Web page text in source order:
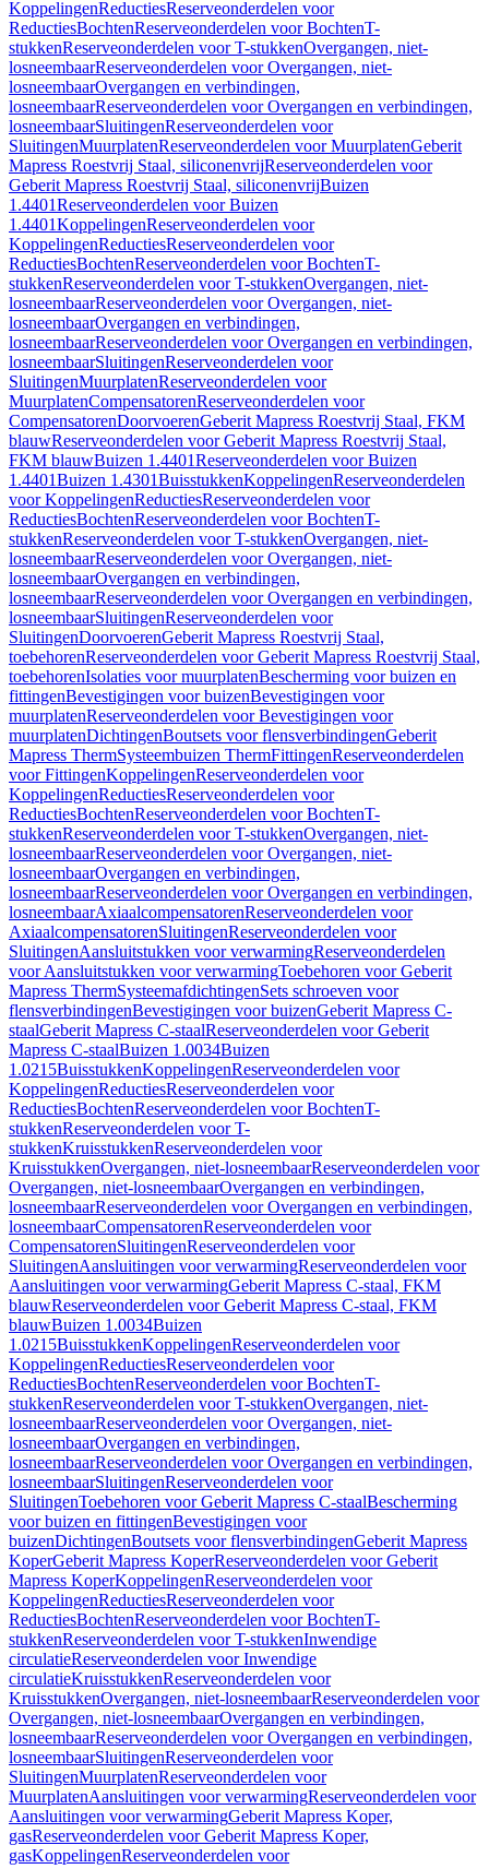
KoppelingenReductiesReserveonderdelen voor
ReductiesBochtenReserveonderdelen voor BochtenT-
stukkenReserveonderdelen voor T-stukkenOvergangen, niet-
losneembaarReserveonderdelen voor Overgangen, niet-
losneembaarOvergangen en verbindingen,
losneembaarReserveonderdelen voor Overgangen en verbindingen,
losneembaarSluitingenReserveonderdelen voor
SluitingenMuurplatenReserveonderdelen voor MuurplatenGeberit
Mapress Roestvrij Staal, siliconenvrijReserveonderdelen voor
Geberit Mapress Roestvrij Staal, siliconenvrijBuizen
1.4401Reserveonderdelen voor Buizen
1.4401KoppelingenReserveonderdelen voor
KoppelingenReductiesReserveonderdelen voor
ReductiesBochtenReserveonderdelen voor BochtenT-
stukkenReserveonderdelen voor T-stukkenOvergangen, niet-
losneembaarReserveonderdelen voor Overgangen, niet-
losneembaarOvergangen en verbindingen,
losneembaarReserveonderdelen voor Overgangen en verbindingen,
losneembaarSluitingenReserveonderdelen voor
SluitingenMuurplatenReserveonderdelen voor
MuurplatenCompensatorenReserveonderdelen voor
CompensatorenDoorvoerenGeberit Mapress Roestvrij Staal, FKM
blauwReserveonderdelen voor Geberit Mapress Roestvrij Staal,
FKM blauwBuizen 1.4401Reserveonderdelen voor Buizen
1.4401Buizen 1.4301BuisstukkenKoppelingenReserveonderdelen
voor KoppelingenReductiesReserveonderdelen voor
ReductiesBochtenReserveonderdelen voor BochtenT-
stukkenReserveonderdelen voor T-stukkenOvergangen, niet-
losneembaarReserveonderdelen voor Overgangen, niet-
losneembaarOvergangen en verbindingen,
losneembaarReserveonderdelen voor Overgangen en verbindingen,
losneembaarSluitingenReserveonderdelen voor
SluitingenDoorvoerenGeberit Mapress Roestvrij Staal,
toebehorenReserveonderdelen voor Geberit Mapress Roestvrij Staal,
toebehorenIsolaties voor muurplatenBescherming voor buizen en
fittingenBevestigingen voor buizenBevestigingen voor
muurplatenReserveonderdelen voor Bevestigingen voor
muurplatenDichtingenBoutsets voor flensverbindingenGeberit
Mapress ThermSysteembuizen ThermFittingenReserveonderdelen
voor FittingenKoppelingenReserveonderdelen voor
KoppelingenReductiesReserveonderdelen voor
ReductiesBochtenReserveonderdelen voor BochtenT-
stukkenReserveonderdelen voor T-stukkenOvergangen, niet-
losneembaarReserveonderdelen voor Overgangen, niet-
losneembaarOvergangen en verbindingen,
losneembaarReserveonderdelen voor Overgangen en verbindingen,
losneembaarAxiaalcompensatorenReserveonderdelen voor
AxiaalcompensatorenSluitingenReserveonderdelen voor
SluitingenAansluitstukken voor verwarmingReserveonderdelen
voor Aansluitstukken voor verwarmingToebehoren voor Geberit
Mapress ThermSysteemafdichtingenSets schroeven voor
flensverbindingenBevestigingen voor buizenGeberit Mapress C-
staalGeberit Mapress C-staalReserveonderdelen voor Geberit
Mapress C-staalBuizen 1.0034Buizen
1.0215BuisstukkenKoppelingenReserveonderdelen voor
KoppelingenReductiesReserveonderdelen voor
ReductiesBochtenReserveonderdelen voor BochtenT-
stukkenReserveonderdelen voor T-
stukkenKruisstukkenReserveonderdelen voor
KruisstukkenOvergangen, niet-losneembaarReserveonderdelen voor
Overgangen, niet-losneembaarOvergangen en verbindingen,
losneembaarReserveonderdelen voor Overgangen en verbindingen,
losneembaarCompensatorenReserveonderdelen voor
CompensatorenSluitingenReserveonderdelen voor
SluitingenAansluitingen voor verwarmingReserveonderdelen voor
Aansluitingen voor verwarmingGeberit Mapress C-staal, FKM
blauwReserveonderdelen voor Geberit Mapress C-staal, FKM
blauwBuizen 1.0034Buizen
1.0215BuisstukkenKoppelingenReserveonderdelen voor
KoppelingenReductiesReserveonderdelen voor
ReductiesBochtenReserveonderdelen voor BochtenT-
stukkenReserveonderdelen voor T-stukkenOvergangen, niet-
losneembaarReserveonderdelen voor Overgangen, niet-
losneembaarOvergangen en verbindingen,
losneembaarReserveonderdelen voor Overgangen en verbindingen,
losneembaarSluitingenReserveonderdelen voor
SluitingenToebehoren voor Geberit Mapress C-staalBescherming
voor buizen en fittingenBevestigingen voor
buizenDichtingenBoutsets voor flensverbindingenGeberit Mapress
KoperGeberit Mapress KoperReserveonderdelen voor Geberit
Mapress KoperKoppelingenReserveonderdelen voor
KoppelingenReductiesReserveonderdelen voor
ReductiesBochtenReserveonderdelen voor BochtenT-
stukkenReserveonderdelen voor T-stukkenInwendige
circulatieReserveonderdelen voor Inwendige
circulatieKruisstukkenReserveonderdelen voor
KruisstukkenOvergangen, niet-losneembaarReserveonderdelen voor
Overgangen, niet-losneembaarOvergangen en verbindingen,
losneembaarReserveonderdelen voor Overgangen en verbindingen,
losneembaarSluitingenReserveonderdelen voor
SluitingenMuurplatenReserveonderdelen voor
MuurplatenAansluitingen voor verwarmingReserveonderdelen voor
Aansluitingen voor verwarmingGeberit Mapress Koper,
gasReserveonderdelen voor Geberit Mapress Koper,
gasKoppelingenReserveonderdelen voor